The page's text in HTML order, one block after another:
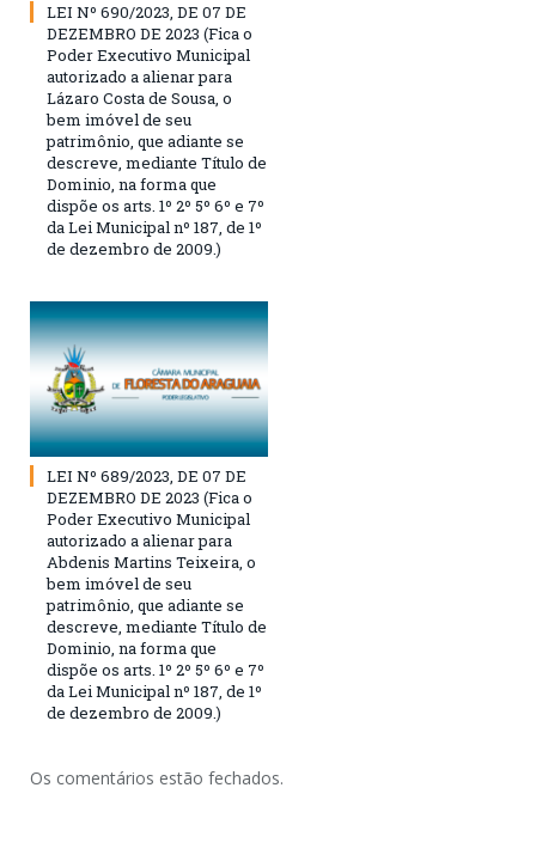
LEI Nº 690/2023, DE 07 DE
DEZEMBRO DE 2023 (Fica o
Poder Executivo Municipal
autorizado a alienar para
Lázaro Costa de Sousa, o
bem imóvel de seu
patrimônio, que adiante se
descreve, mediante Título de
Dominio, na forma que
dispõe os arts. 1º 2º 5º 6º e 7º
da Lei Municipal nº 187, de 1º
de dezembro de 2009.)
LEI Nº 689/2023, DE 07 DE
DEZEMBRO DE 2023 (Fica o
Poder Executivo Municipal
autorizado a alienar para
Abdenis Martins Teixeira, o
bem imóvel de seu
patrimônio, que adiante se
descreve, mediante Título de
Dominio, na forma que
dispõe os arts. 1º 2º 5º 6º e 7º
da Lei Municipal nº 187, de 1º
de dezembro de 2009.)
Os comentários estão fechados.